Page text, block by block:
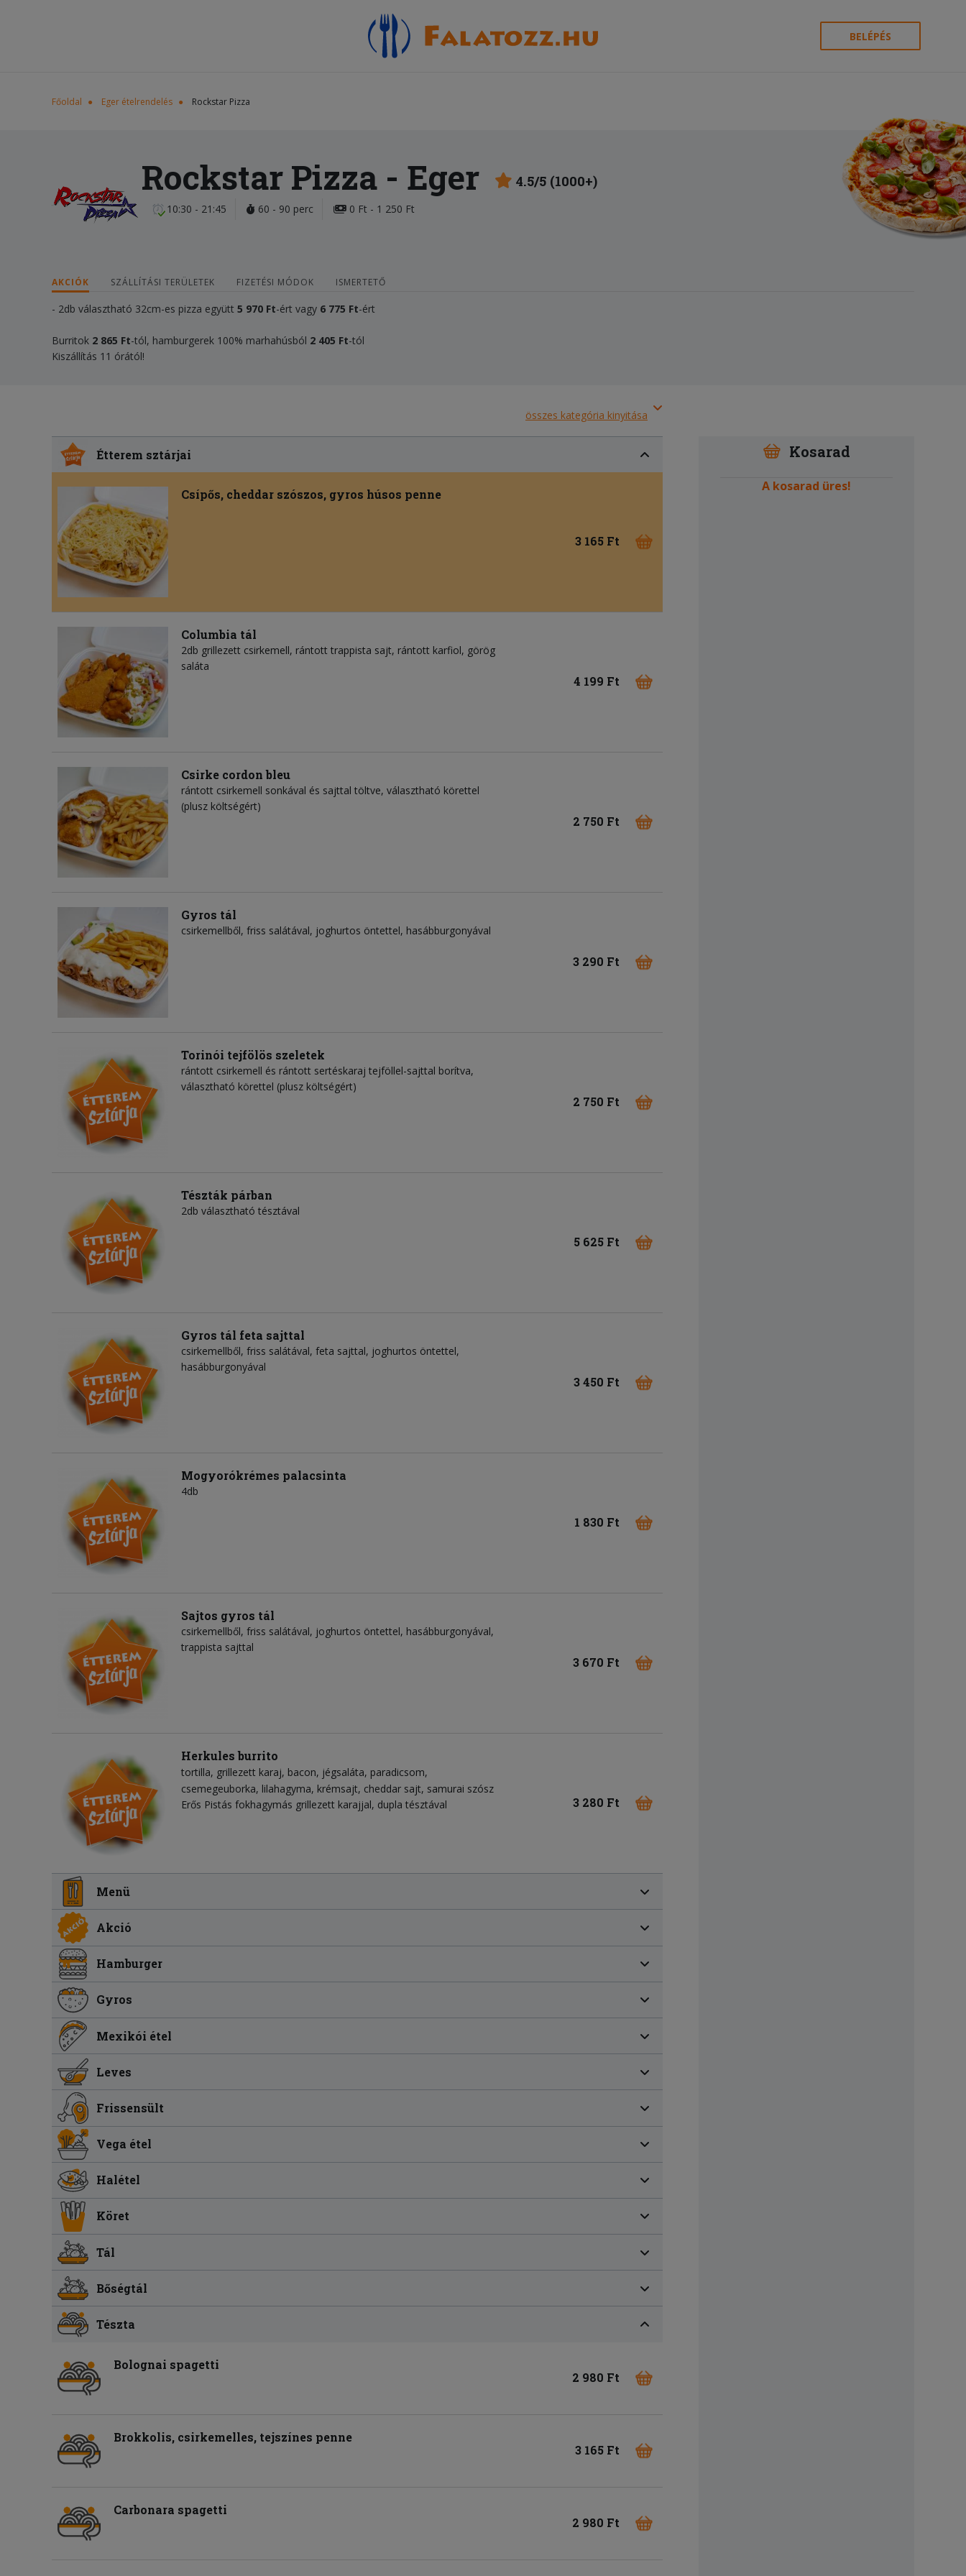
BELÉPÉS
Főoldal Eger ételrendelés Rockstar Pizza
Rockstar Pizza - Eger 4.5/5 (1000+)
10:30 - 21:45 60 - 90 perc 0 Ft - 1 250 Ft
AKCIÓK SZÁLLÍTÁSI TERÜLETEK FIZETÉSI MÓDOK ISMERTETŐ
- 2db választható 32cm-es pizza együtt 5 970 Ft-ért vagy 6 775 Ft-ért
Burritok 2 865 Ft-tól, hamburgerek 100% marhahúsból 2 405 Ft-tól
Kiszállítás 11 órától!
összes kategória kinyitása
Étterem sztárjai
Csípős, cheddar szószos, gyros húsos penne
3 165 Ft
Columbia tál
2db grillezett csirkemell, rántott trappista sajt, rántott karfiol, görög
saláta
4 199 Ft
Csirke cordon bleu
rántott csirkemell sonkával és sajttal töltve, választható körettel
(plusz költségért)
2 750 Ft
Gyros tál
csirkemellből, friss salátával, joghurtos öntettel, hasábburgonyával
3 290 Ft
Torinói tejfölös szeletek
rántott csirkemell és rántott sertéskaraj tejföllel-sajttal borítva,
választható körettel (plusz költségért)
2 750 Ft
Tészták párban
2db választható tésztával
5 625 Ft
Gyros tál feta sajttal
csirkemellből, friss salátával, feta sajttal, joghurtos öntettel,
hasábburgonyával
3 450 Ft
Mogyorókrémes palacsinta
4db
1 830 Ft
Sajtos gyros tál
csirkemellből, friss salátával, joghurtos öntettel, hasábburgonyával,
trappista sajttal
3 670 Ft
Herkules burrito
tortilla grillezett karaj bacon jégsaláta paradicsom
csemegeuborka lilahagyma krémsajt cheddar sajt samurai szósz
Erős Pistás fokhagymás grillezett karajjal, dupla tésztával
3 280 Ft
Menü
Akció
Hamburger
Gyros
Mexikói étel
Leves
Frissensült
Vega étel
Halétel
Köret
Tál
Bőségtál
Tészta
Bolognai spagetti
2 980 Ft
Brokkolis, csirkemelles, tejszínes penne
3 165 Ft
Carbonara spagetti
2 980 Ft
Kosarad
A kosarad üres!